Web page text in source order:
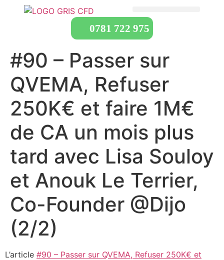
0781 722 975
#90 – Passer sur
QVEMA, Refuser
250K€ et faire 1M€
de CA un mois plus
tard avec Lisa Souloy
et Anouk Le Terrier,
Co-Founder @Dijo
(2/2)
L’article #90 – Passer sur QVEMA, Refuser 250K€ et